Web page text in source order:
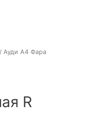
/ Ауди А4 Фара
R